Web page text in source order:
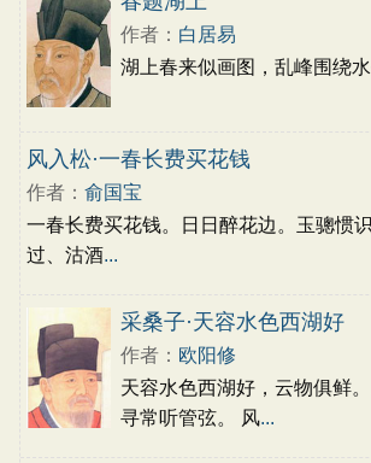
战争
读书 惜时
节日
春节 元宵节
七夕节
中秋节 重阳节 忧国忧民
古文观止
辞赋精选
初中文言文
唐诗三百首
古诗三百首 宋词三
作者： 白居易
湖上春来似画图，乱峰围绕
风入松·一春长费买花钱
作者： 俞国宝
一春长费买花钱。日日醉花边。玉骢惯
过、沽酒...
采桑子·天容水色西湖好
作者： 欧阳修
天容水色西湖好，云物俱鲜
寻常听管弦。 风...